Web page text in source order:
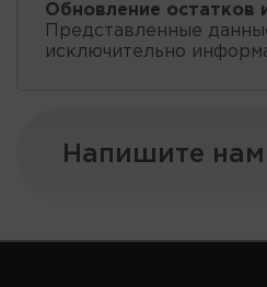
Обновление остатков
Представленные
исключительно
Напишите